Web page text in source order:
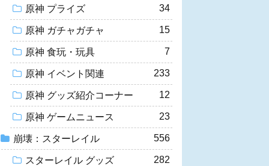
原神 プライズ 34
原神 ガチャガチャ 15
原神 食玩・玩具 7
原神 イベント関連 233
原神 グッズ紹介コーナー 12
原神 ゲームニュース 23
崩壊：スターレイル 556
スターレイル グッズ 282